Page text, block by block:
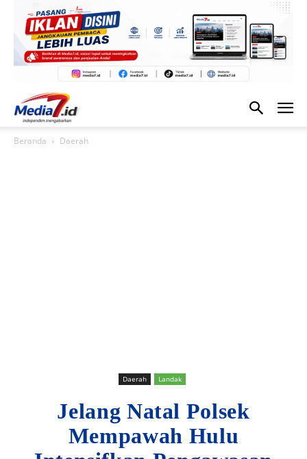
Beranda Daerah
Daerah Landak
Jelang Natal Polsek
Mempawah Hulu